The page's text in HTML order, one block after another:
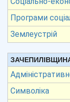
Програми
Землеустрій
Символіка